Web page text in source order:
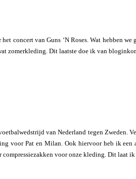
concert van Guns ‘N Roses. Wat hebben
zomerkleding. Dit laatste doe ik van
van Nederland tegen Zweden.
voor Pat en Milan. Ook hiervoor heb ik
compressiezakken voor onze kleding. Dit laat